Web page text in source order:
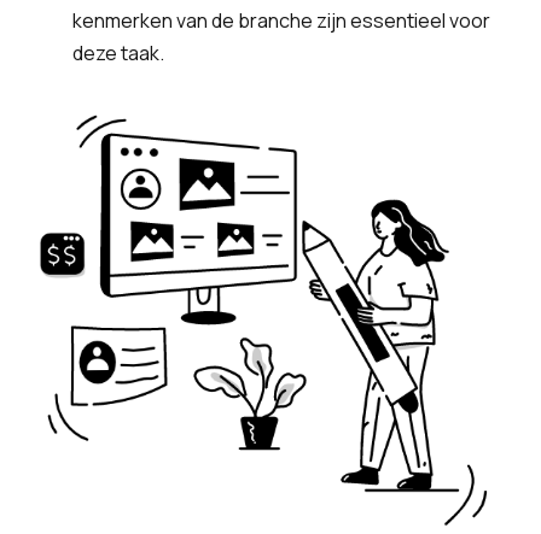
kenmerken van de branche zijn essentieel voor
deze taak.